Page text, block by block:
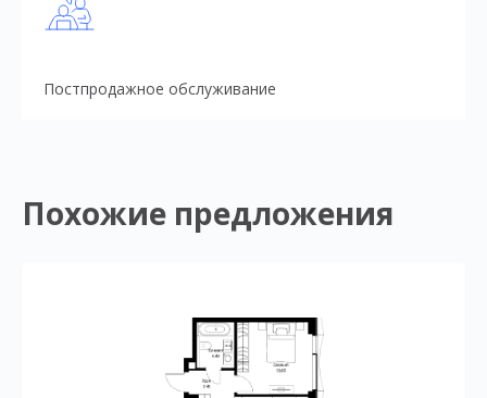
Постпродажное обслуживание
Похожие предложения